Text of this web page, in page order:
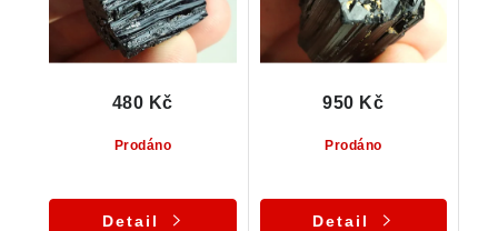
Prodáno
480 Kč
Detail
Prodáno
950 Kč
Detail